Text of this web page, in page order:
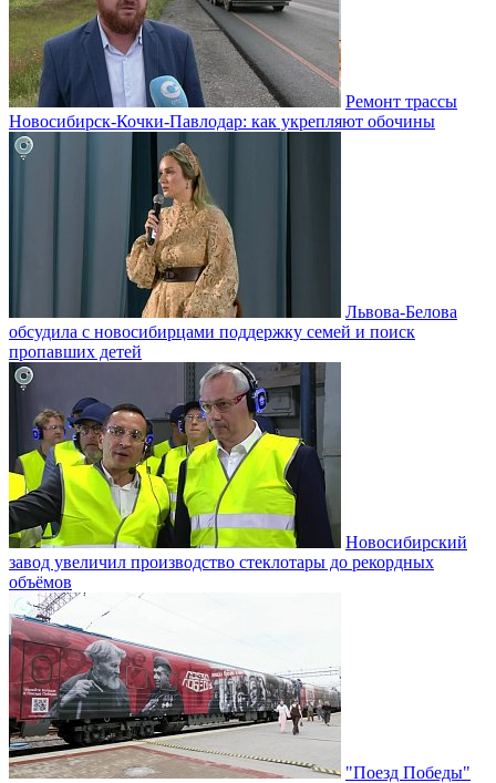
Ремонт трассы
Новосибирск-Кочки-Павлодар: как укрепляют обочины
Львова-Белова
обсудила с новосибирцами поддержку семей и поиск
пропавших детей
Новосибирский
завод увеличил производство стеклотары до рекордных
объёмов
"Поезд Победы"